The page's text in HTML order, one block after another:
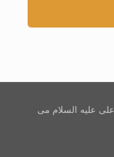
علیه السلام می